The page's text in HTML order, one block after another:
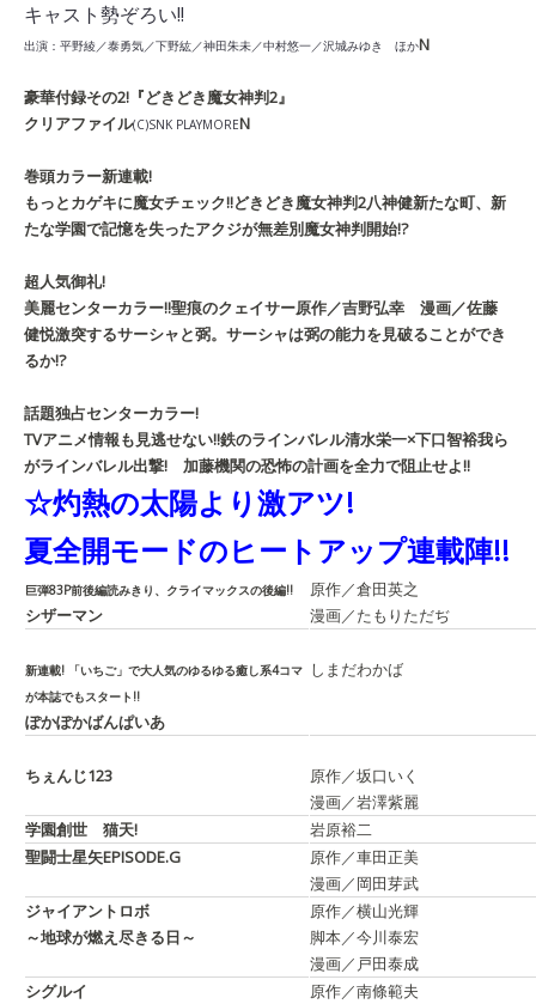
キャスト勢ぞろい!!
出演：平野綾／泰勇気／下野紘／神田朱未／中村悠一／沢城みゆき ほかN
豪華付録その2! 『どきどき魔女神判2』
クリアファイル(C)SNK PLAYMOREN
巻頭カラー新連載!
もっとカゲキに魔女チェック!!どきどき魔女神判2八神健新たな町、新
たな学園で記憶を失ったアクジが無差別魔女神判開始!?
超人気御礼!
美麗センターカラー!!聖痕のクェイサー原作／吉野弘幸 漫画／佐藤
健悦激突するサーシャと弼。サーシャは弼の能力を見破ることができ
るか!?
話題独占センターカラー!
TVアニメ情報も見逃せない!!鉄のラインバレル清水栄一×下口智裕我ら
がラインバレル出撃! 加藤機関の恐怖の計画を全力で阻止せよ!!
☆灼熱の太陽より激アツ!
夏全開モードのヒートアップ連載陣!!
巨弾83P前後編読みきり、クライマックスの後編!!
シザーマン
原作／倉田英之
漫画／たもりただぢ
新連載! 「いちご」で大人気のゆるゆる癒し系4コマ
が本誌でもスタート!!
ぽかぽかばんぱいあ
しまだわかば
ちぇんじ123
原作／坂口いく
漫画／岩澤紫麗
学園創世 猫天!
岩原裕二
聖闘士星矢EPISODE.G
原作／車田正美
漫画／岡田芽武
ジャイアントロボ
～地球が燃え尽きる日～
原作／横山光輝
脚本／今川泰宏
漫画／戸田泰成
シグルイ
原作／南條範夫